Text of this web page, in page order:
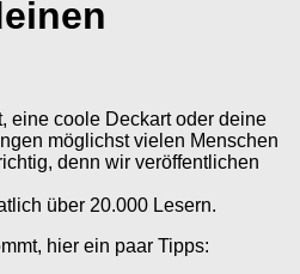
eine coole Deckart oder deine
möglichst vielen Menschen
denn wir veröffentlichen
über 20.000 Lesern.
hier ein paar Tipps: